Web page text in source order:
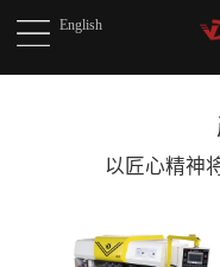
English
以匠心精神